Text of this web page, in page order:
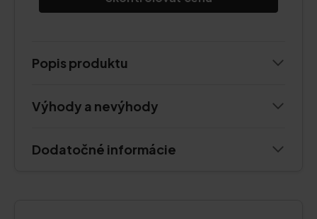
Popis produktu
Výhody a nevýhody
Dodatočné informácie